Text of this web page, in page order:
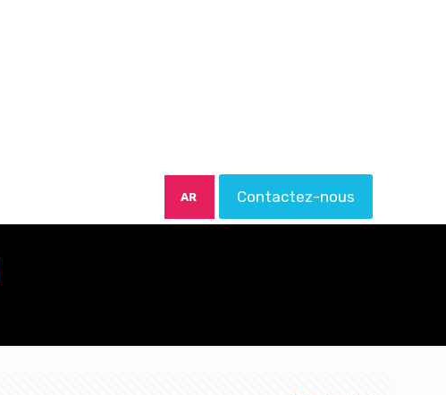
AR Contactez-nous